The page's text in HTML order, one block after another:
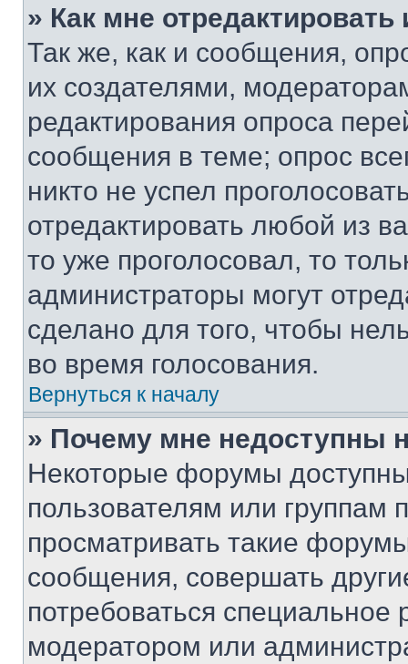
» Как мне
Так же, как и сообщения,
их создателями,
редактирования опроса
сообщения в теме; опрос
никто не успел
отредактировать любой из
то уже проголосовал, то
администраторы могут
сделано для того, чтобы
во время голосования.
Вернуться к началу
» Почему мне недоступны
Некоторые форумы
пользователям или группам
просматривать такие
сообщения, совершать
потребоваться
модератором или